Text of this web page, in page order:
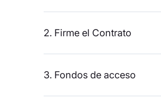
2. Firme el Contrato
3. Fondos de acceso